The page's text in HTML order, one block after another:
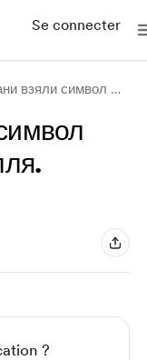
Se connecter
Як парижани взяли символ королівського с
?